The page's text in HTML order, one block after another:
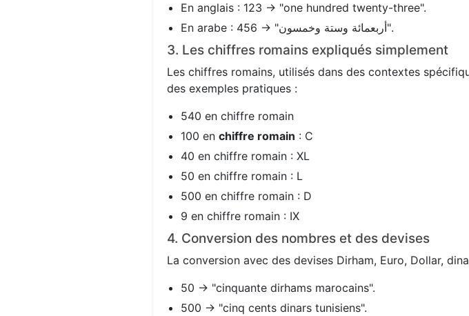
En anglais : 123 → "one hundred twenty-three".
En arabe : 456 → "أربعمائة وستة وخمسون".
3. Les chiffres romains expliqués simplement
Les chiffres romains, utilisés dans des contextes
des exemples pratiques :
540 en chiffre romain
100 en chiffre romain : C
40 en chiffre romain : XL
50 en chiffre romain : L
500 en chiffre romain : D
9 en chiffre romain : IX
4. Conversion des nombres et des devises
La conversion avec des devises Dirham, Euro, Dollar,
50 → "cinquante dirhams marocains".
500 → "cinq cents dinars tunisiens".